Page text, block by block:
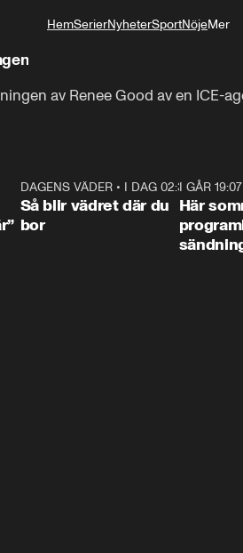
HemSerierNyheterSportNöjeMer
av Renee Good av en ICE-
1:06
DAGENS VÄDER• I DAG 02:30
Så blir vädret där du
bor
I GÅR 19:07
Här